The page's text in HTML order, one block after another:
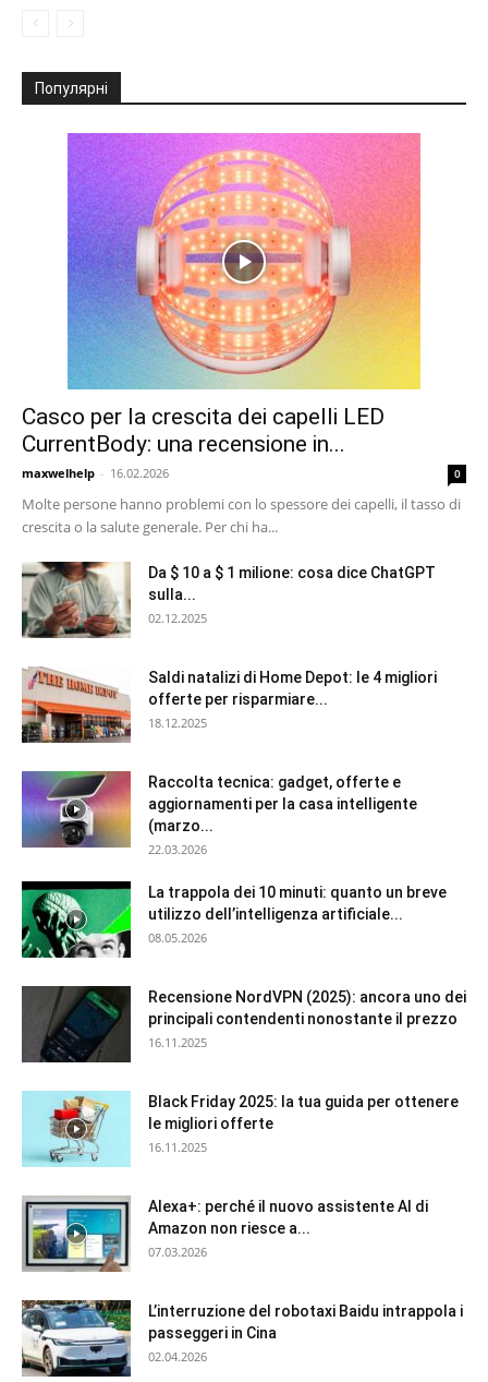
Популярні
Casco per la crescita dei capelli LED
CurrentBody: una recensione in...
maxwelhelp - 16.02.2026 0
Molte persone hanno problemi con lo spessore dei capelli, il tasso di
crescita o la salute generale. Per chi ha...
Da $ 10 a $ 1 milione: cosa dice ChatGPT
sulla...
02.12.2025
Saldi natalizi di Home Depot: le 4 migliori
offerte per risparmiare...
18.12.2025
Raccolta tecnica: gadget, offerte e
aggiornamenti per la casa intelligente
(marzo...
22.03.2026
La trappola dei 10 minuti: quanto un breve
utilizzo dell’intelligenza artificiale...
08.05.2026
Recensione NordVPN (2025): ancora uno dei
principali contendenti nonostante il prezzo
16.11.2025
Black Friday 2025: la tua guida per ottenere
le migliori offerte
16.11.2025
Alexa+: perché il nuovo assistente AI di
Amazon non riesce a...
07.03.2026
L’interruzione del robotaxi Baidu intrappola i
passeggeri in Cina
02.04.2026